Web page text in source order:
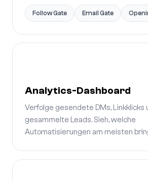
Follow Gate Email Gate
Analytics-Dashboard
Verfolge gesendete DMs, Linkklicks
gesammelte Leads. Sieh, welche
Automatisierungen am meisten